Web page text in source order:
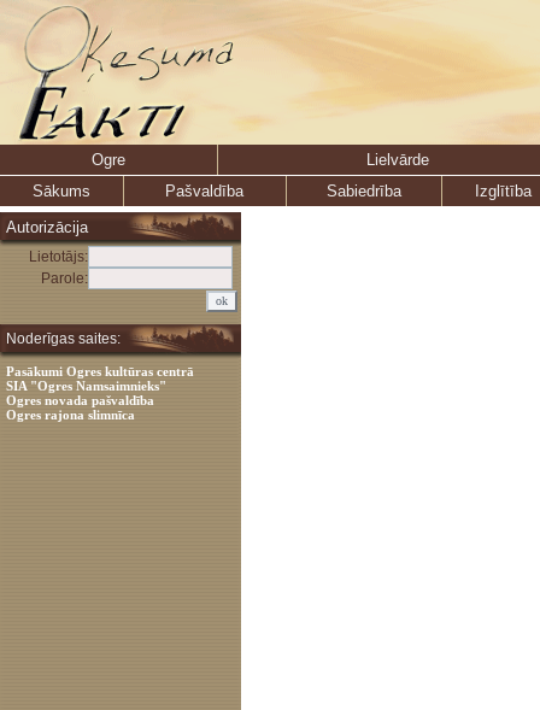
Ogre
Lielvārde
Sākums
Pašvaldība Sabiedrība
Izglītība
Autorizācija
Lietotājs:
Parole:
Noderīgas saites:
Pasākumi Ogres kultūras centrā
SIA "Ogres Namsaimnieks"
Ogres novada pašvaldība
Ogres rajona slimnīca